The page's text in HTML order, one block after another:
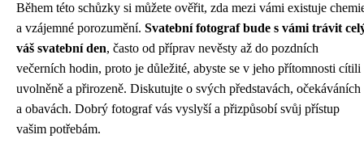
Během této schůzky si můžete ověřit, zda mezi vámi existuje
a vzájemné porozumění. Svatební fotograf bude s vámi trávit
váš svatební den, často od příprav nevěsty až do pozdních
večerních hodin, proto je důležité, abyste se v jeho přítomnosti cítili
uvolněně a přirozeně. Diskutujte o svých představách, očekáváních
a obavách. Dobrý fotograf vás vyslyší a přizpůsobí svůj přístup
vašim potřebám.